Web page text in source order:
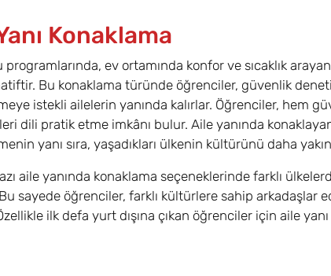
Konaklama
programlarında, ev ortamında konfor ve sıcaklık
Bu konaklama türünde öğrenciler, güvenlik
istekli ailelerin yanında kalırlar. Öğrenciler, hem
dili pratik etme imkânı bulur. Aile yanında
yanı sıra, yaşadıkları ülkenin kültürünü daha
aile yanında konaklama seçeneklerinde farklı
sayede öğrenciler, farklı kültürlere sahip arkadaşlar
ilk defa yurt dışına çıkan öğrenciler için aile